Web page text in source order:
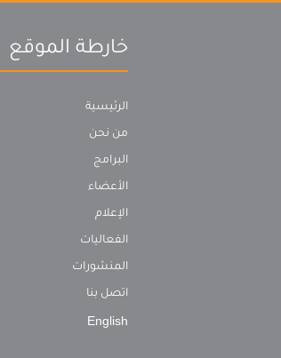
خارطة الموقع
الرئيسية
من نحن
البرامج
الأعضاء
الإعلام
الفعاليات
المنشورات
اتصل بنا
English